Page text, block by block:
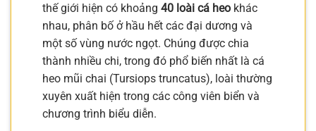
thế giới hiện có khoảng 40 loài cá heo khác
nhau, phân bố ở hầu hết các đại dương và
một số vùng nước ngọt. Chúng được chia
thành nhiều chi, trong đó phổ biến nhất là cá
heo mũi chai (Tursiops truncatus), loài thường
xuyên xuất hiện trong các công viên biển và
chương trình biểu diễn.